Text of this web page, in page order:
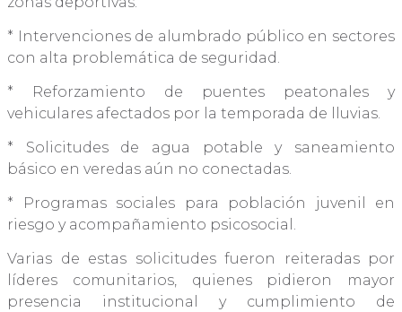
* Intervenciones de alumbrado público en sectores
con alta problemática de seguridad.
* Reforzamiento de puentes peatonales y
vehiculares afectados por la temporada de lluvias.
* Solicitudes de agua potable y saneamiento
básico en veredas aún no conectadas.
* Programas sociales para población juvenil en
riesgo y acompañamiento psicosocial.
Varias de estas solicitudes fueron reiteradas por
líderes comunitarios, quienes pidieron mayor
presencia institucional y cumplimiento de